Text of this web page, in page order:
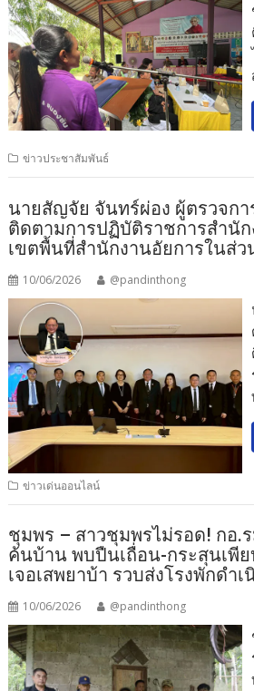
ข่าวประชาสัมพันธ์
นายสัญจัย จันทร์ผ่อง ผู้ตรวจกา
ติดตามการปฏิบัติราชการสำนั
เขตพื้นที่สำนักงานอัยการในส่ว
10/06/2026 @pandinthong
ข่าวเด่นออนไลน์
ชุมพร – สาวชุมพรไม่รอด! กอ.
ค้นบ้าน พบปืนเถื่อน-กระสุนเพี
เจอเสพยาบ้า รวบส่งโรงพักดำ
10/06/2026 @pandinthong